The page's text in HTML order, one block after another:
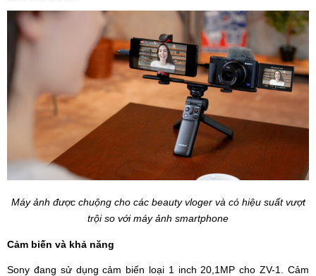
Máy ảnh được chuộng cho các beauty vloger và có hiệu suất vượt
trội so với máy ảnh smartphone
Cảm biến và khả năng
Sony đang sử dụng cảm biến loại 1 inch 20,1MP cho ZV-1. Cảm